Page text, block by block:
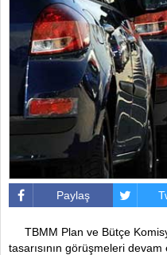
Paylaş
TBMM Plan ve Bütçe
tasarısının görüşmeleri